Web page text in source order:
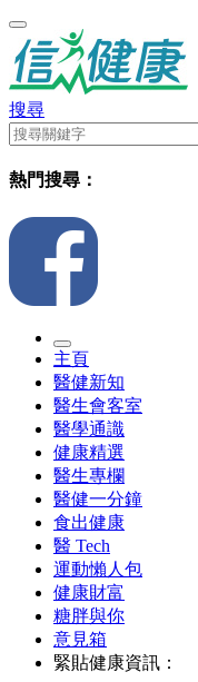
搜尋
熱門搜尋：
主頁
醫健新知
醫生會客室
醫學通識
健康精選
醫生專欄
醫健一分鐘
食出健康
醫 Tech
運動懶人包
健康財富
糖胖與你
意見箱
緊貼健康資訊：